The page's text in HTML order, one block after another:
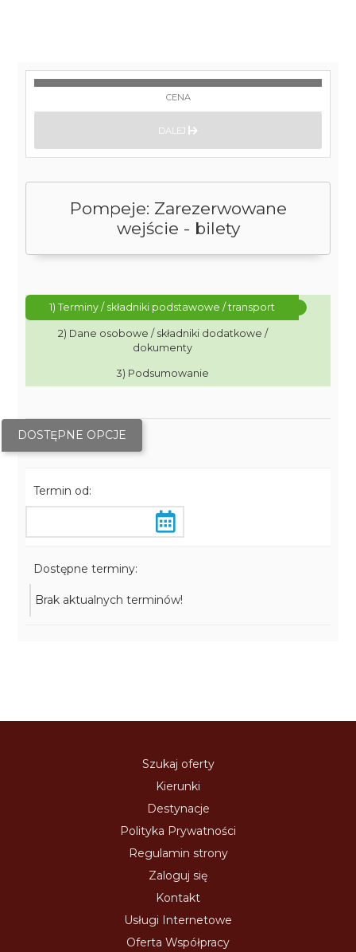
Pompeje: Zarezerwowane
wejście - bilety
1) Terminy / składniki podstawowe / transport
2) Dane osobowe / składniki dodatkowe /
dokumenty
3) Podsumowanie
DOSTĘPNE OPCJE
Termin od:
Dostępne terminy:
Brak aktualnych terminów!
CENA
DALEJ
Szukaj oferty
Kierunki
Destynacje
Polityka Prywatności
Regulamin strony
Zaloguj się
Kontakt
Usługi Internetowe
Oferta Współpracy